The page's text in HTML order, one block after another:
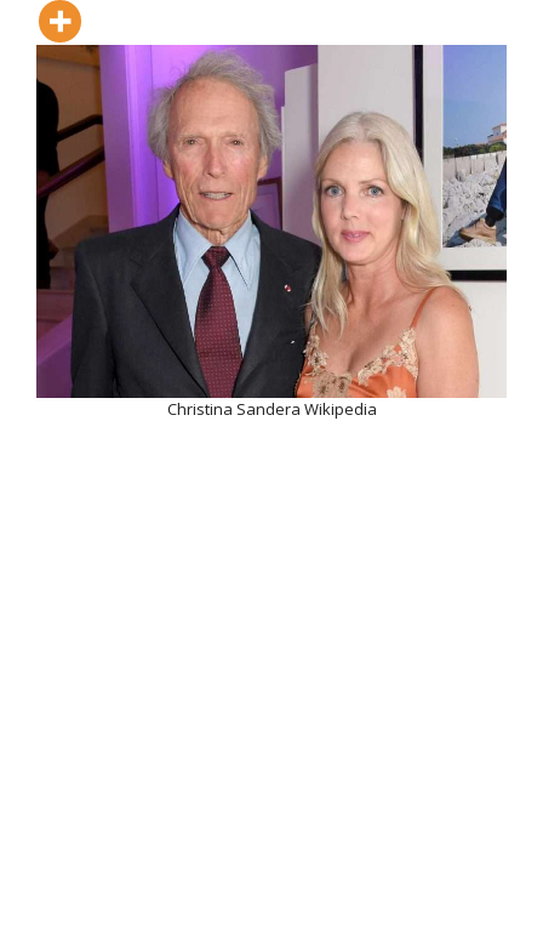
Christina Sandera Wikipedia